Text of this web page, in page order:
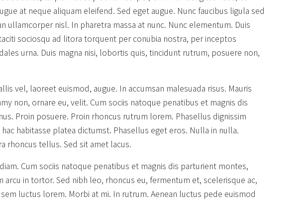
at neque aliquam eleifend. Sed eget augue. Nunc faucibus ligula sed
ullamcorper nisl. In pharetra massa at nunc. Nunc elementum. Duis
sociosqu ad litora torquent per conubia nostra, per inceptos
urna. Duis magna nisi, lobortis quis, tincidunt rutrum, posuere non,
vel, laoreet euismod, augue. In accumsan malesuada risus. Mauris
non, ornare eu, velit. Cum sociis natoque penatibus et magnis dis
Proin posuere. Proin rhoncus rutrum lorem. Phasellus dignissim
habitasse platea dictumst. Phasellus eget eros. Nulla in nulla.
rhoncus tellus. Sed sit amet lacus.
Cum sociis natoque penatibus et magnis dis parturient montes,
arcu in tortor. Sed nibh leo, rhoncus eu, fermentum et, scelerisque ac,
luctus lorem. Morbi at mi. In rutrum. Aenean luctus pede euismod